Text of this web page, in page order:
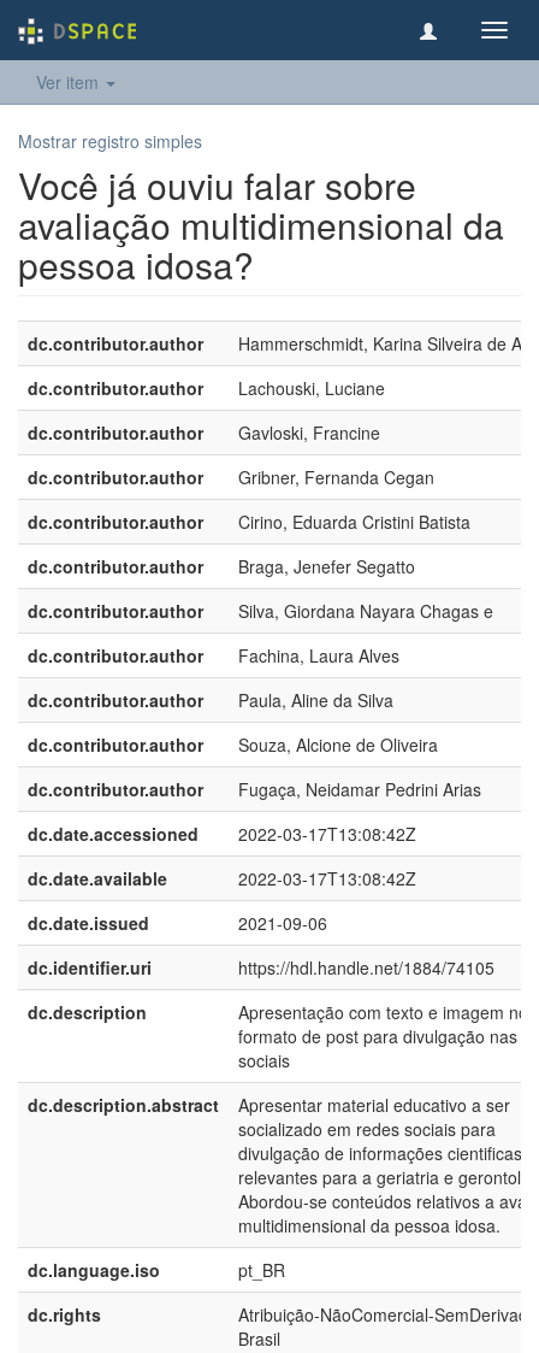
Ver item
Mostrar registro simples
Você já ouviu falar sobre
avaliação multidimensional da
pessoa idosa?
dc.contributor.author
Hammerschmidt, Karina Silveira de
dc.contributor.author
Lachouski, Luciane
dc.contributor.author
Gavloski, Francine
dc.contributor.author
Gribner, Fernanda Cegan
dc.contributor.author
Cirino, Eduarda Cristini Batista
dc.contributor.author
Braga, Jenefer Segatto
dc.contributor.author
Silva, Giordana Nayara Chagas e
dc.contributor.author
Fachina, Laura Alves
dc.contributor.author
Paula, Aline da Silva
dc.contributor.author
Souza, Alcione de Oliveira
dc.contributor.author
Fugaça, Neidamar Pedrini Arias
dc.date.accessioned
2022-03-17T13:08:42Z
dc.date.available
2022-03-17T13:08:42Z
dc.date.issued
2021-09-06
dc.identifier.uri
https://hdl.handle.net/1884/74105
dc.description
Apresentação com texto e imagem no
formato de post para divulgação nas
sociais
dc.description.abstract
Apresentar material educativo a ser
socializado em redes sociais para
divulgação de informações cientificas
relevantes para a geriatria e
Abordou-se conteúdos relativos a
multidimensional da pessoa idosa.
dc.language.iso
pt_BR
dc.rights
Atribuição-NãoComercial-
Brasil